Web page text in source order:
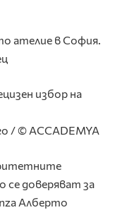
ателие в София.
избор на
/ © ACCADEMYA
доверяват за
Алберто